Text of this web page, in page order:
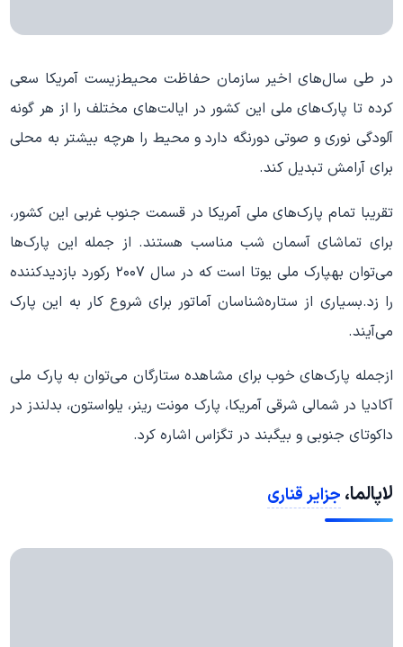
در طی سال‌های اخیر سازمان حفاظت محیط‌زیست آمریکا سعی
کرده تا پارک‌های ملی این کشور در ایالت‌های مختلف را از هر گونه
آلودگی نوری و صوتی دورنگه دارد و محیط را هرچه بیشتر به محلی
برای آرامش تبدیل کند.
تقریبا تمام پارک‌های ملی آمریکا در قسمت جنوب غربی این کشور،
برای تماشای آسمان شب مناسب هستند. از جمله این پارک‌ها
می‌توان بهپارک ملی یوتا است که در سال ۲۰۰۷ رکورد بازدیدکننده
را زد.بسیاری از ستاره‌شناسان آماتور برای شروع کار به این پارک
می‌آیند.
ازجمله پارک‌های خوب برای مشاهده ستارگان می‌توان به پارک ملی
آکادیا در شمالی شرقی آمریکا، پارک مونت رینر، یلواستون، بدلندز در
داکوتای جنوبی و بیگبند در تگزاس اشاره کرد.
لاپالما، جزایر قناری